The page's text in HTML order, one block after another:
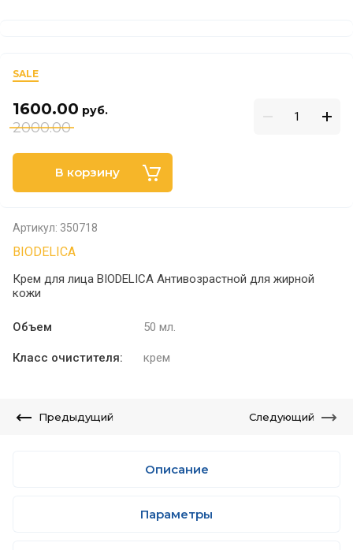
SALE
1600.00 руб.
2000.00
В корзину
Артикул: 350718
BIODELICA
Крем для лица BIODELICA Антивозрастной для жирной
кожи
Объем 50 мл.
Класс очистителя: крем
Предыдущий Следующий
Описание
Параметры